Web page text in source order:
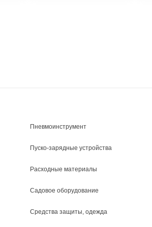
Пневмоинструмент
Пуско-зарядные устройства
Расходные материалы
Садовое оборудование
Средства защиты, одежда